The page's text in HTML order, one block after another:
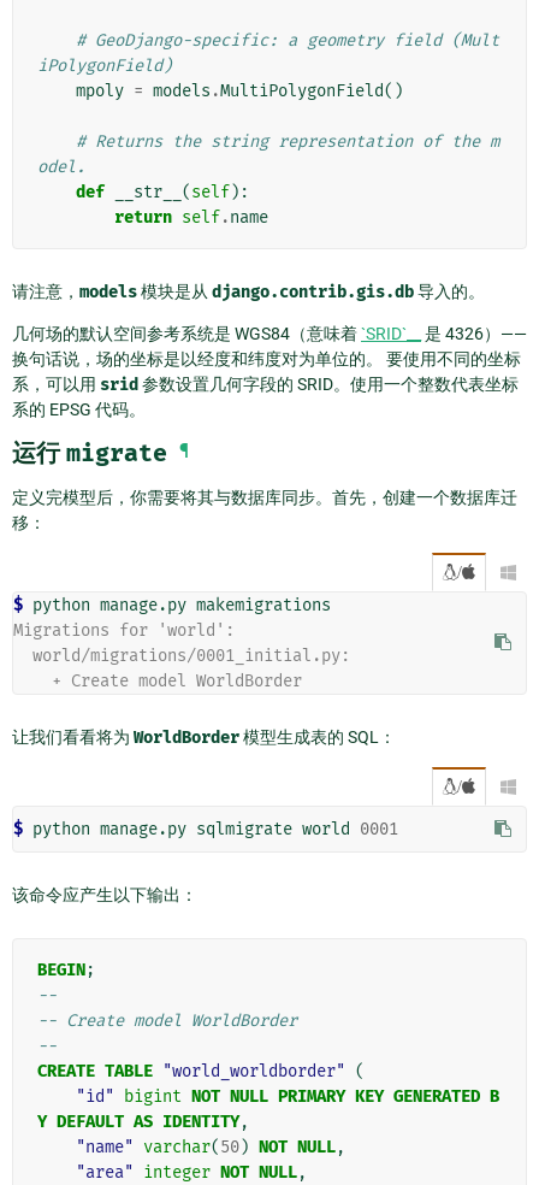
# GeoDjango-specific: a geometry field (Mult
iPolygonField)
mpoly = models .MultiPolygonField()
# Returns the string representation of the m
odel.
def
__str__ (self):
return self.name
请注意， models模块是从 django.contrib.gis.db导入的。
几何场的默认空间参考系统是 WGS84（意味着`SRID`__
是 4326）——
换句话说，场的坐标是以经度和纬度对为单位的。 要使用不同的坐标
系，可以用 srid 参数设置几何字段的 SRID。使用一个整数代表坐标
系的 EPSG 代码。
运行migrate ¶
定义完模型后，你需要将其与数据库同步。首先，创建一个数据库迁
移：
/ 
$ python manage.py
Migrations for 'world':
  world/migrations/0001_initial.py:
    + Create model WorldBorder
让我们看看将为 WorldBorder模型生成表的 SQL：
/ 
$ python manage.py sqlmigrate world 0001
该命令应产生以下输出：
BEGIN;
--
-- Create model WorldBorder
--
CREATE TABLE "world_worldborder"
(
"id"
bigint NOT NULL PRIMARY KEY GENERATED B
Y DEFAULT AS IDENTITY,
"name"
varchar(50) NOT NULL,
"area"
integer NOT NULL,